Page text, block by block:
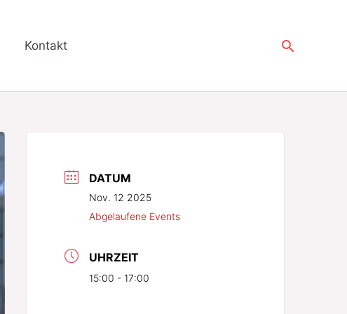
Kontakt Suchen
DATUM
Nov. 12 2025
Abgelaufene Events
UHRZEIT
15:00 - 17:00